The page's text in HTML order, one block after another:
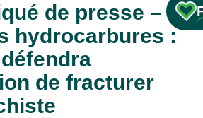
de presse –
hydrocarbures :
de fracturer